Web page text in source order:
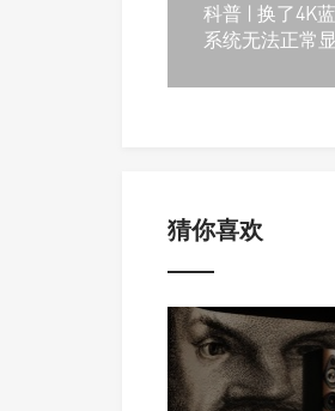
科普 | 换了4K
系统无法正常
猜你喜欢